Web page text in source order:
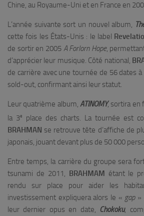
Chine, au Royaume-Uni et en France en
L’année suivante sort un nouvel album,
cette fois les États-Unis : le label
de sortir en 2005 A Forlorn Hope,
d’apprécier leur musique. Côté national,
de carrière avec une tournée de 56 dates
sold-out, confirmant ainsi leur statut.
Leur quatrième album, ATINOMY, sortira en
la 3e
place des charts. La tournée est
BRAHMAN se retrouve tête d’affiche de
japonais, jouant devant plus de 50 000
Entre temps, la carrière du groupe sera
tsunami de 2011, BRAHMAM étant le
rendu sur place pour aider les
investissement expliquera alors le « gap »
leur dernier opus en date, Chokoku,